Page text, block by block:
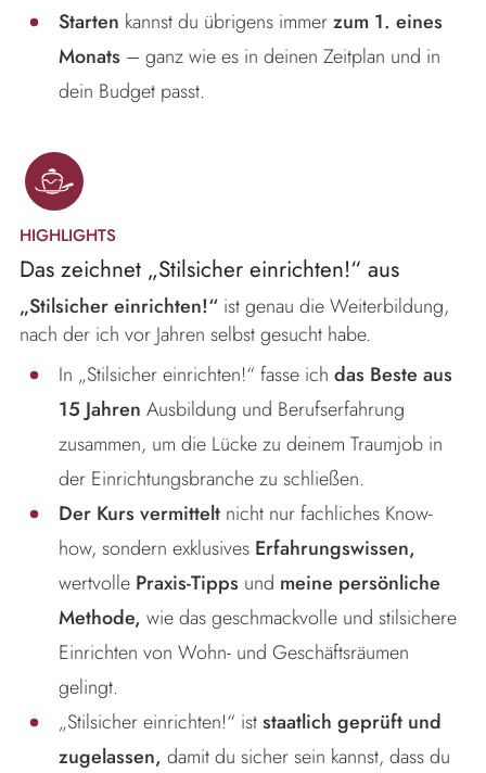
Starten kannst du übrigens immerzum 1. eines
Monats – ganz wie es in deinen Zeitplan und in
dein Budget passt.
HIGHLIGHTS
Das zeichnet „Stilsicher einrichten!“ aus
„Stilsicher einrichten!“ ist genau die Weiterbildung,
nach der ich vor Jahren selbst gesucht habe.
In „Stilsicher einrichten!“ fasse ich das Beste aus
15 Jahren Ausbildung und Berufserfahrung
zusammen, um die Lücke zu deinem Traumjob in
der Einrichtungsbranche zu schließen.
Der Kurs vermittelt nicht nur fachliches Know-
how, sondern exklusives Erfahrungswissen,
wertvolle Praxis-Tipps und meine persönliche
Methode, wie das geschmackvolle und stilsichere
Einrichten von Wohn- und Geschäftsräumen
gelingt.
„Stilsicher einrichten!“ iststaatlich geprüft und
zugelassen, damit du sicher sein kannst, dass du